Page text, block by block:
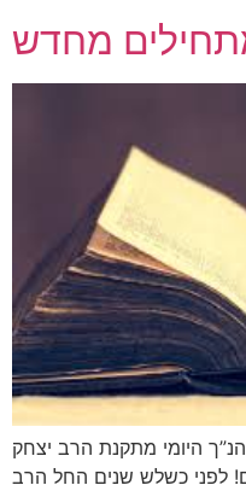
מחדש
היומי מתקנת הרב יצחק
לפני כשלש שנים החל הרב